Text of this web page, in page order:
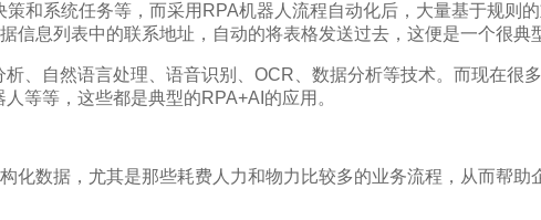
和系统任务等，而采用RPA机器人流程自动化后，大量基于规则
息列表中的联系地址，自动的将表格发送过去，这便是一个很典
、自然语言处理、语音识别、OCR、数据分析等技术。而现在很
等等，这些都是典型的RPA+AI的应用。
化数据，尤其是那些耗费人力和物力比较多的业务流程，从而帮助